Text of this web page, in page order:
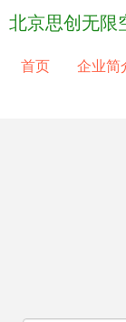
北京思创无限
首页 企业简